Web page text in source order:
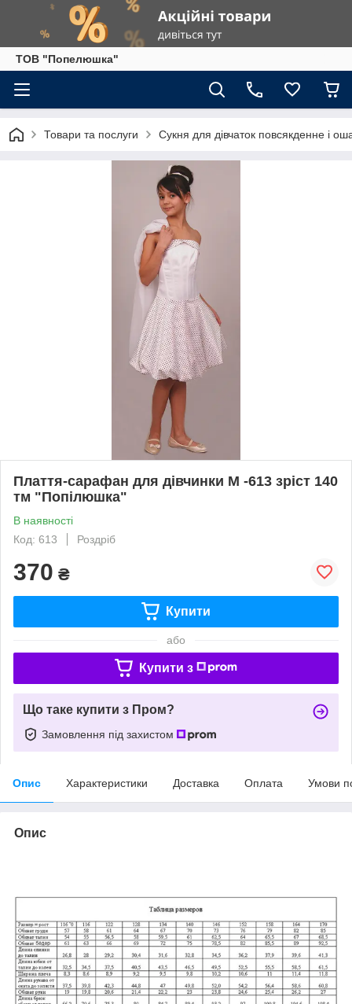
ТОВ "Попелюшка"
Товари та послуги Сукня для дівчаток повсякденне і
Плаття-сарафан для дівчинки М -613 зріст 140
тм "Попілюшка"
В наявності
Код: 613
Роздріб
370 ₴
Купити
або
Купити з
Що таке купити з Пром?
Замовлення під захистом
Опис Характеристики Доставка Оплата Умови
Опис